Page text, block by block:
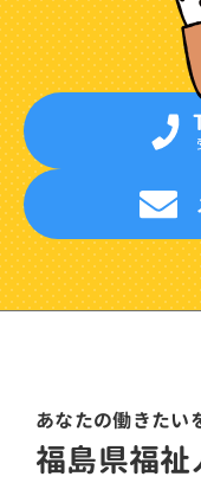
あなたの働きたい
福島県福